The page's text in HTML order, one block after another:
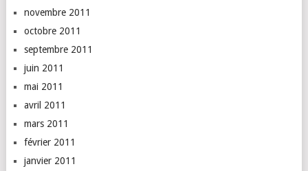
novembre 2011
octobre 2011
septembre 2011
juin 2011
mai 2011
avril 2011
mars 2011
février 2011
janvier 2011